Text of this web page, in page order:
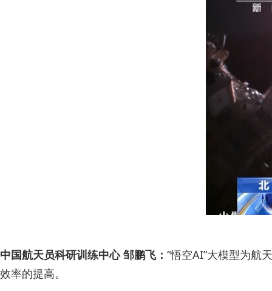
中国航天员科研训练中心 邹鹏飞： “悟空AI”大模型为航
效率的提高。